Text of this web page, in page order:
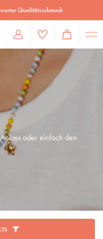
Qualitätsschmuck
oder einfach den